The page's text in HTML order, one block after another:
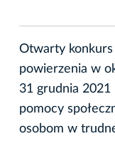
Otwarty
powierzenia w
31 grudnia 2021
pomocy
osobom w